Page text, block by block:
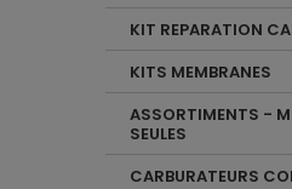
KIT REPARATION
KITS MEMBRANES
ASSORTIMENTS -
SEULES
CARBURATEURS